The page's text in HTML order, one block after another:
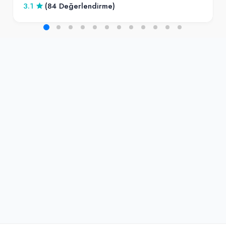
3.1
(84 Değerlendirme)